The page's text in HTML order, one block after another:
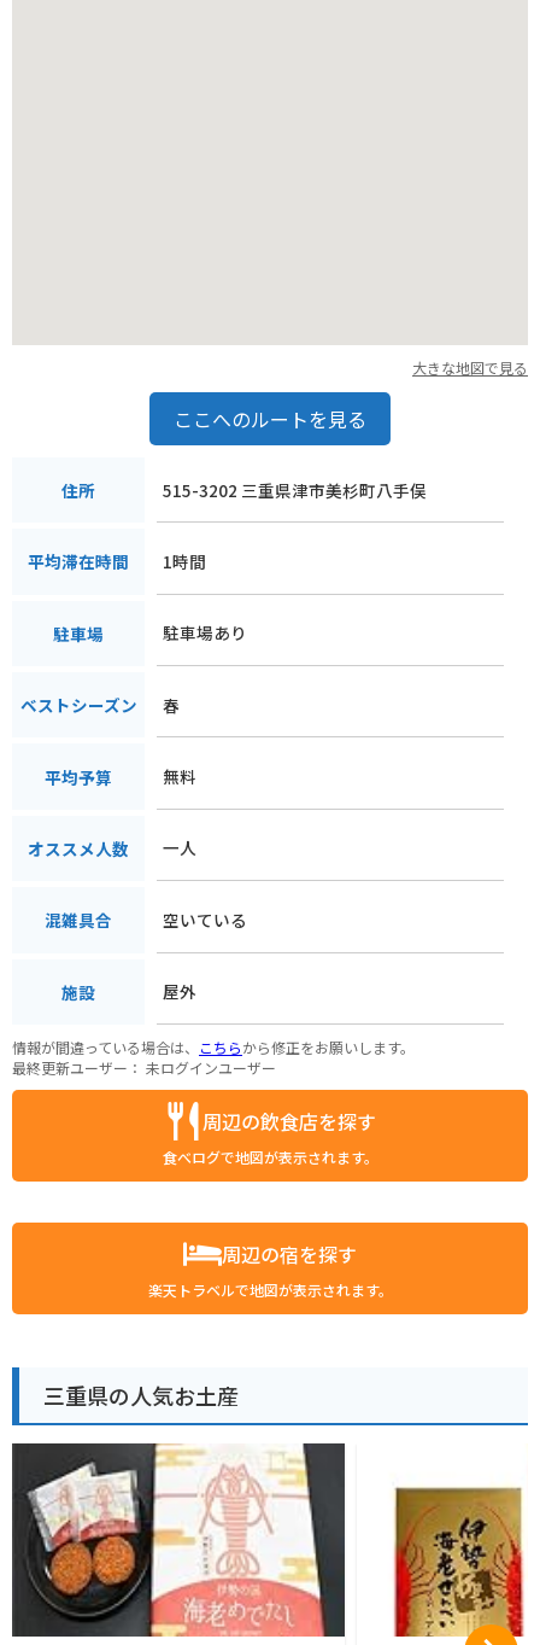
大きな地図で見る
ここへのルートを見る
住所 515-3202 三重県津市美杉町八手俣
平均滞在時間 1時間
駐車場 駐車場あり
ベストシーズン 春
平均予算 無料
オススメ人数 一人
混雑具合 空いている
施設 屋外
情報が間違っている場合は、 こちらから修正をお願いします。
最終更新ユーザー： 未ログインユーザー
周辺の飲食店を探す
食べログで地図が表示されます。
周辺の宿を探す
楽天トラベルで地図が表示されます。
三重県の人気お土産